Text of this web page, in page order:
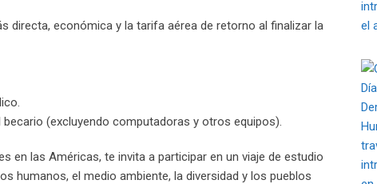
directa, económica y la tarifa aérea de retorno al finalizar la
(excluyendo computadoras y otros equipos).
en las Américas, te invita a participar en un viaje de estudio
humanos, el medio ambiente, la diversidad y los pueblos